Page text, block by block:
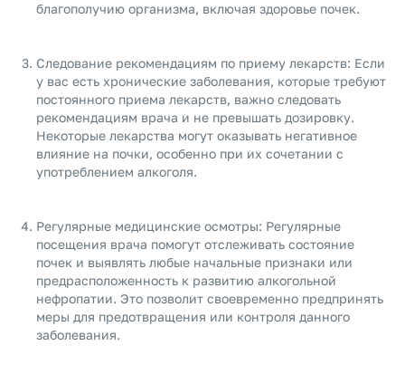
благополучию организма, включая здоровье почек.
Следование рекомендациям по приему лекарств: Если
у вас есть хронические заболевания, которые требуют
постоянного приема лекарств, важно следовать
рекомендациям врача и не превышать дозировку.
Некоторые лекарства могут оказывать негативное
влияние на почки, особенно при их сочетании с
употреблением алкоголя.
Регулярные медицинские осмотры: Регулярные
посещения врача помогут отслеживать состояние
почек и выявлять любые начальные признаки или
предрасположенность к развитию алкогольной
нефропатии. Это позволит своевременно предпринять
меры для предотвращения или контроля данного
заболевания.